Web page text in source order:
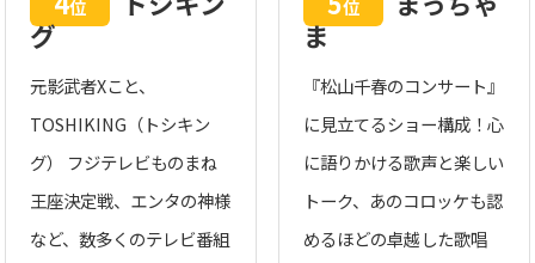
位
グ
元影武者Xこと、
TOSHIKING（トシキン
グ） フジテレビものまね
王座決定戦、エンタの神様
など、数多くのテレビ番組
位
ま
『松山千春のコンサート』
に見立てるショー構成！心
に語りかける歌声と楽しい
トーク、あのコロッケも認
めるほどの卓越した歌唱